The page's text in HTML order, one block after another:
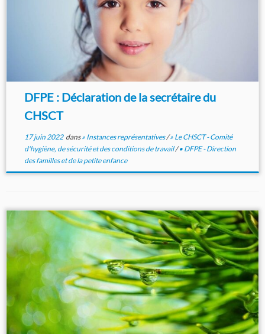
DFPE : Déclaration de la secrétaire du
CHSCT
17 juin 2022dans» Instances représentatives/» Le CHSCT - Comité
d'hygiène, de sécurité et des conditions de travail/• DFPE - Direction
des familles et de la petite enfance